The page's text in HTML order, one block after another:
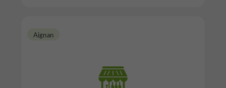
Aignan